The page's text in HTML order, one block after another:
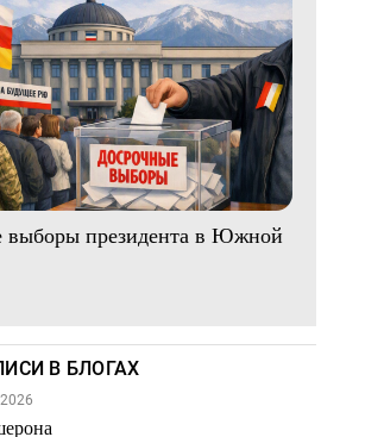
выборы президента в Южной
В БЛОГАХ